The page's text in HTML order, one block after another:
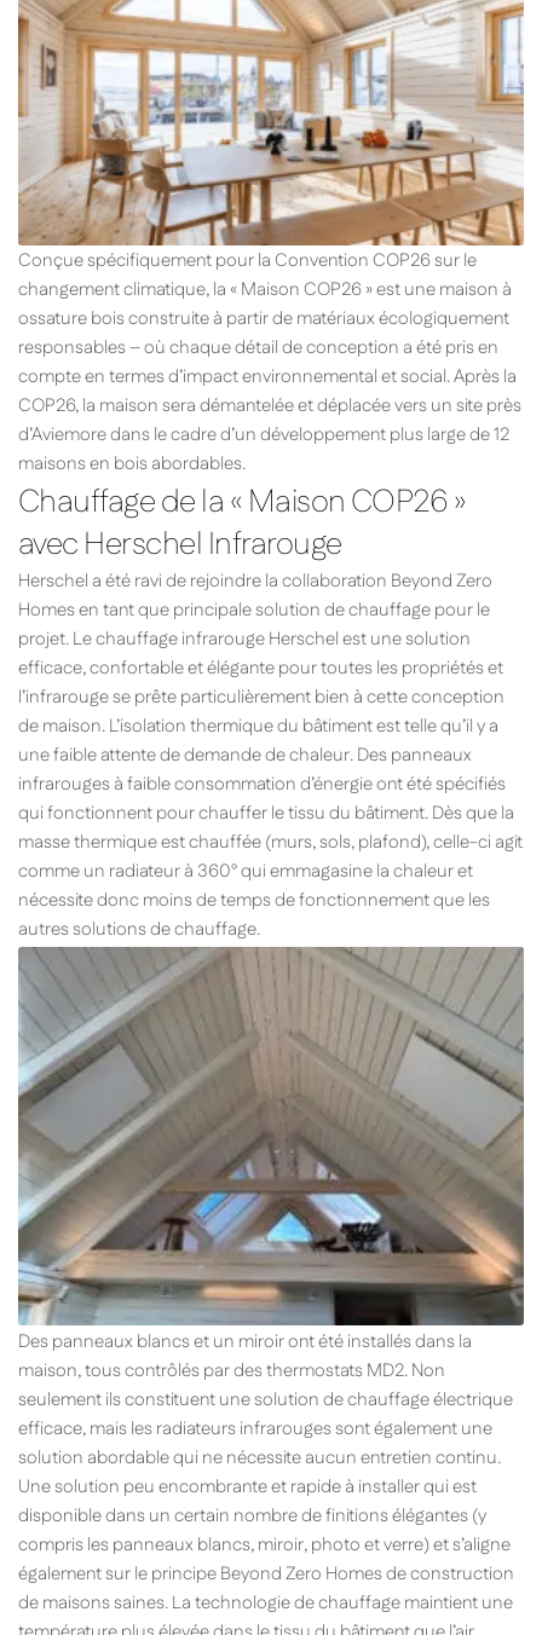
Conçue spécifiquement pour la Convention COP26 sur le
changement climatique, la « Maison COP26 » est une maison à
ossature bois construite à partir de matériaux écologiquement
responsables – où chaque détail de conception a été pris en
compte en termes d’impact environnemental et social. Après la
COP26, la maison sera démantelée et déplacée vers un site près
d’Aviemore dans le cadre d’un développement plus large de 12
maisons en bois abordables.
Chauffage de la « Maison COP26 »
avec Herschel Infrarouge
Herschel a été ravi de rejoindre la collaboration Beyond Zero
Homes en tant que principale solution de chauffage pour le
projet. Le chauffage infrarouge Herschel est une solution
efficace, confortable et élégante pour toutes les propriétés et
l’infrarouge se prête particulièrement bien à cette conception
de maison. L’isolation thermique du bâtiment est telle qu’il y a
une faible attente de demande de chaleur. Des panneaux
infrarouges à faible consommation d’énergie ont été spécifiés
qui fonctionnent pour chauffer le tissu du bâtiment. Dès que la
masse thermique est chauffée (murs, sols, plafond), celle-ci agit
comme un radiateur à 360° qui emmagasine la chaleur et
nécessite donc moins de temps de fonctionnement que les
autres solutions de chauffage.
Des panneaux blancs et un miroir ont été installés dans la
maison, tous contrôlés par des thermostats MD2. Non
seulement ils constituent une solution de chauffage électrique
efficace, mais les radiateurs infrarouges sont également une
solution abordable qui ne nécessite aucun entretien continu.
Une solution peu encombrante et rapide à installer qui est
disponible dans un certain nombre de finitions élégantes (y
compris les panneaux blancs, miroir, photo et verre) et s’aligne
également sur le principe Beyond Zero Homes de construction
de maisons saines. La technologie de chauffage maintient une